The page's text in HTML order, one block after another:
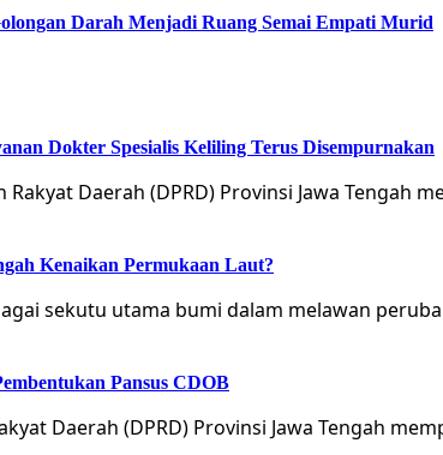
Darah Menjadi Ruang Semai Empati Murid
Dokter Spesialis Keliling Terus Disempurnakan
Daerah (DPRD) Provinsi Jawa Tengah
Kenaikan Permukaan Laut?
sekutu utama bumi dalam melawan
Pansus CDOB
Daerah (DPRD) Provinsi Jawa Tengah